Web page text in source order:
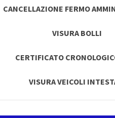
CANCELLAZIONE FERMO
VISURA BOLLI
CERTIFICATO
VISURA VEICOLI